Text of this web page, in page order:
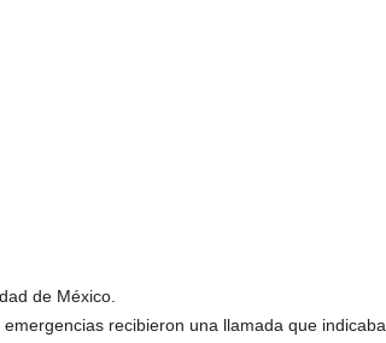
de México.
recibieron una llamada que indicaba